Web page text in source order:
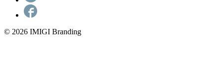
© 2026 IMIGI Branding